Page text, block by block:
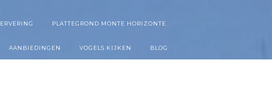
PLATTEGROND MONTE HORIZONTE
AANBIEDINGEN VOGELS KIJKEN BLOG